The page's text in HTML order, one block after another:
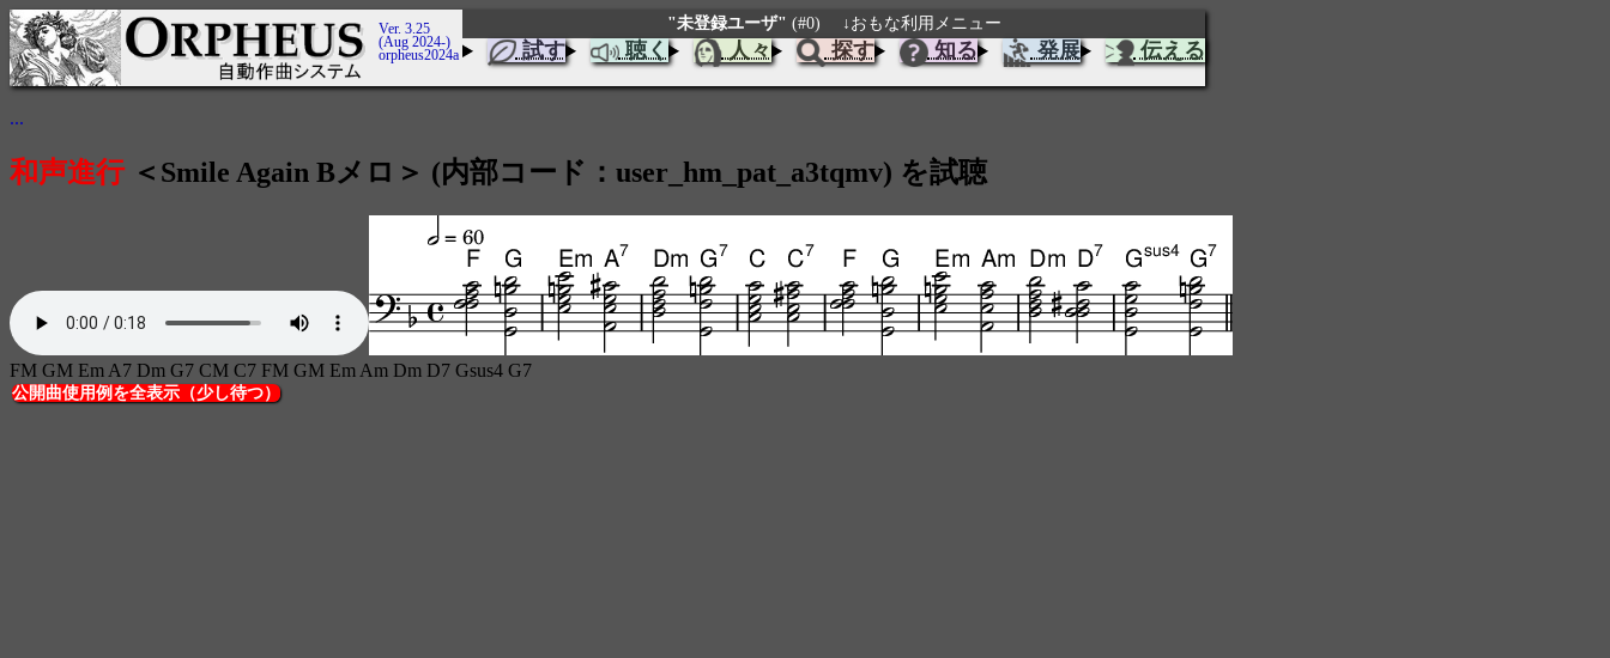
Ver. 3.25
(Aug 2024-)
orpheus2024a
"未登録ユーザ" (#0) ↓おもな利用メニュー
試す 聴く 人々 探す 知る 発展 伝える
...
和声進行＜Smile Again Bメロ＞ (内部コード：user_hm_pat_a3tqmv) を試聴
FM GM Em A7 Dm G7 CM C7 FM GM Em Am Dm D7 Gsus4 G7
公開曲使用例を全表示（少し待つ）